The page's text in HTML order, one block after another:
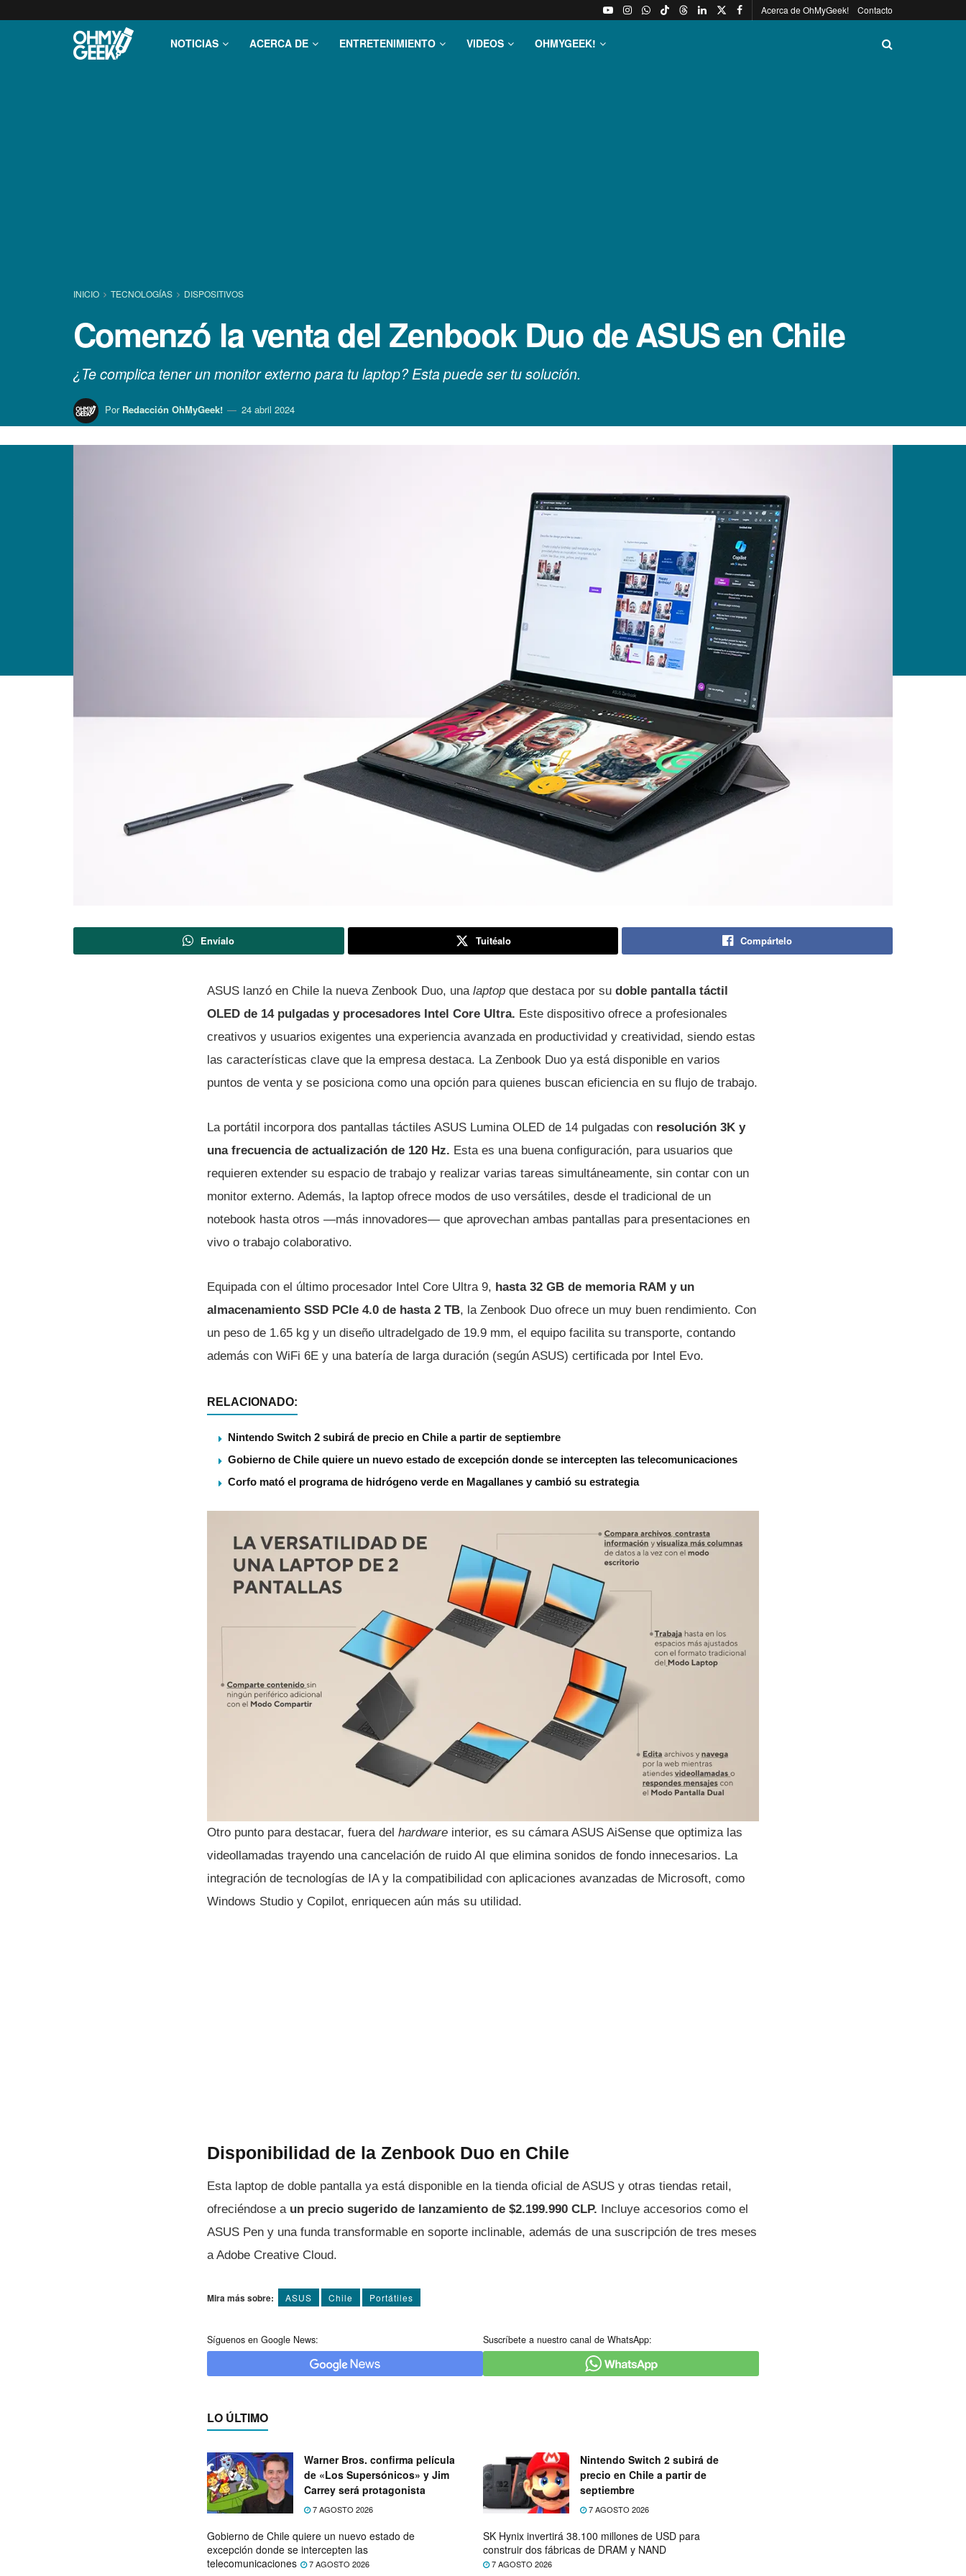
Acerca de OhMyGeek! Contacto
NOTICIAS ACERCA DE ENTRETENIMIENTO VIDEOS OHMYGEEK!
INICIO TECNOLOGÍ­AS DISPOSITIVOS
Comenzó la venta del Zenbook Duo de ASUS en Chile
¿Te complica tener un monitor externo para tu laptop? Esta puede ser tu solución.
Por Redacción OhMyGeek! 24 abril 2024
Envíalo Tuitéalo Compártelo
ASUS lanzó en Chile la nueva Zenbook Duo, una laptop que destaca por su doble pantalla táctil
OLED de 14 pulgadas y procesadores Intel Core Ultra. Este dispositivo ofrece a profesionales
creativos y usuarios exigentes una experiencia avanzada en productividad y creatividad, siendo estas
las características clave que la empresa destaca. La Zenbook Duo ya está disponible en varios
puntos de venta y se posiciona como una opción para quienes buscan eficiencia en su flujo de trabajo.
La portátil incorpora dos pantallas táctiles ASUS Lumina OLED de 14 pulgadas con resolución 3K y
una frecuencia de actualización de 120 Hz. Esta es una buena configuración, para usuarios que
requieren extender su espacio de trabajo y realizar varias tareas simultáneamente, sin contar con un
monitor externo. Además, la laptop ofrece modos de uso versátiles, desde el tradicional de un
notebook hasta otros —más innovadores— que aprovechan ambas pantallas para presentaciones en
vivo o trabajo colaborativo.
Equipada con el último procesador Intel Core Ultra 9, hasta 32 GB de memoria RAM y un
almacenamiento SSD PCIe 4.0 de hasta 2 TB, la Zenbook Duo ofrece un muy buen rendimiento. Con
un peso de 1.65 kg y un diseño ultradelgado de 19.9 mm, el equipo facilita su transporte, contando
además con WiFi 6E y una batería de larga duración (según ASUS) certificada por Intel Evo.
RELACIONADO:
Nintendo Switch 2 subirá de precio en Chile a partir de septiembre
Gobierno de Chile quiere un nuevo estado de excepción donde se intercepten las telecomunicaciones
Corfo mató el programa de hidrógeno verde en Magallanes y cambió su estrategia
Otro punto para destacar, fuera del hardware interior, es su cámara ASUS AiSense que optimiza las
videollamadas trayendo una cancelación de ruido AI que elimina sonidos de fondo innecesarios. La
integración de tecnologías de IA y la compatibilidad con aplicaciones avanzadas de Microsoft, como
Windows Studio y Copilot, enriquecen aún más su utilidad.
Disponibilidad de la Zenbook Duo en Chile
Esta laptop de doble pantalla ya está disponible en la tienda oficial de ASUS y otras tiendas retail,
ofreciéndose a un precio sugerido de lanzamiento de $2.199.990 CLP. Incluye accesorios como el
ASUS Pen y una funda transformable en soporte inclinable, además de una suscripción de tres meses
a Adobe Creative Cloud.
Mira más sobre: ASUS Chile Portátiles
Síguenos en Google News: Suscríbete a nuestro canal de WhatsApp:
LO ÚLTIMO
Warner Bros. confirma película
de «Los Supersónicos» y Jim
Carrey será protagonista
7 AGOSTO 2026
Nintendo Switch 2 subirá de
precio en Chile a partir de
septiembre
7 AGOSTO 2026
Gobierno de Chile quiere un nuevo estado de
excepción donde se intercepten las
telecomunicaciones
7 AGOSTO 2026
SK Hynix invertirá 38.100 millones de USD para
construir dos fábricas de DRAM y NAND
7 AGOSTO 2026